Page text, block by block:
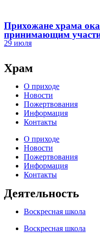
Прихожане храма
принимающим
29 июля
Храм
О приходе
Новости
Пожертвования
Информация
Контакты
О приходе
Новости
Пожертвования
Информация
Контакты
Деятельность
Воскресная школа
Воскресная школа